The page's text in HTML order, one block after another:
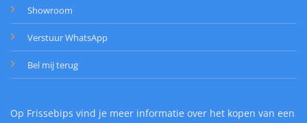
Showroom
Verstuur WhatsApp
Bel mij terug
Op Frissebips vind je meer informatie over het kopen van een